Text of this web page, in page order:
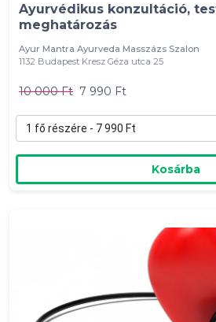
Ayurvédikus konzultáció,
meghatározás
Ayur Mantra Ayurveda Masszázs Szalon
1132 Budapest Kresz Géza utca 25
10 000 Ft 7 990 Ft
1 fő részére - 7 990 Ft
Kosárba